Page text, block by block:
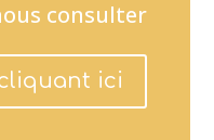
consulter
ici